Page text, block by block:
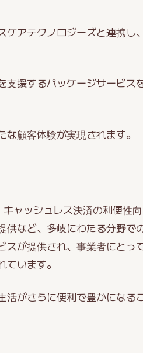
ケアテクノロジーズと連携
支援するパッケージサービス
顧客体験が実現されます。
ャッシュレス決済の利便性
など、多岐にわたる分野で
が提供され、事業者にとっ
います。
がさらに便利で豊かになる